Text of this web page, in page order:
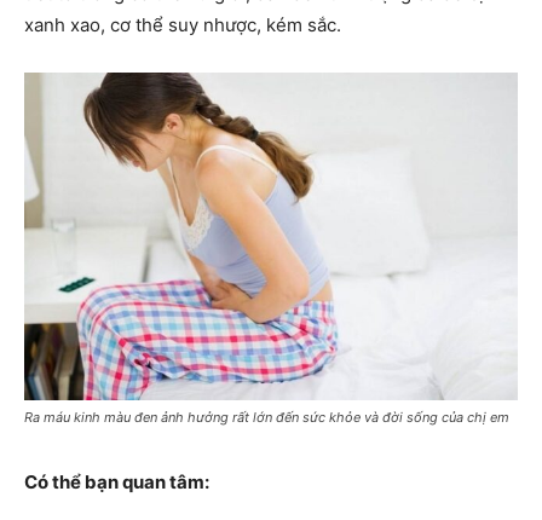
xanh xao, cơ thể suy nhược, kém sắc.
Ra máu kinh màu đen ảnh hưởng rất lớn đến sức khỏe và đời sống của chị em
Có thể bạn quan tâm: